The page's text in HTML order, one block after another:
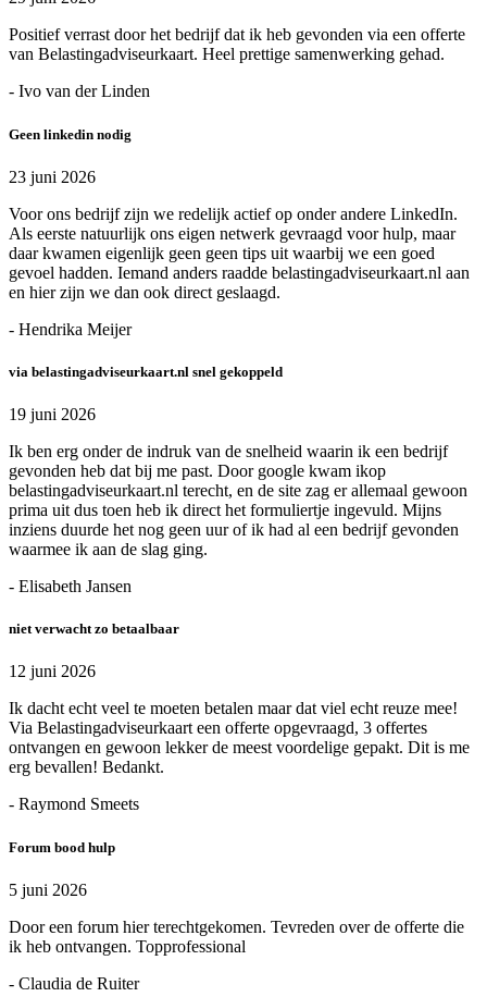
Positief verrast door het bedrijf dat ik heb gevonden via een offerte
van Belastingadviseurkaart. Heel prettige samenwerking gehad.
- Ivo van der Linden
Geen linkedin nodig
23 juni 2026
Voor ons bedrijf zijn we redelijk actief op onder andere LinkedIn.
Als eerste natuurlijk ons eigen netwerk gevraagd voor hulp, maar
daar kwamen eigenlijk geen geen tips uit waarbij we een goed
gevoel hadden. Iemand anders raadde belastingadviseurkaart.nl aan
en hier zijn we dan ook direct geslaagd.
- Hendrika Meijer
via belastingadviseurkaart.nl snel gekoppeld
19 juni 2026
Ik ben erg onder de indruk van de snelheid waarin ik een bedrijf
gevonden heb dat bij me past. Door google kwam ikop
belastingadviseurkaart.nl terecht, en de site zag er allemaal gewoon
prima uit dus toen heb ik direct het formuliertje ingevuld. Mijns
inziens duurde het nog geen uur of ik had al een bedrijf gevonden
waarmee ik aan de slag ging.
- Elisabeth Jansen
niet verwacht zo betaalbaar
12 juni 2026
Ik dacht echt veel te moeten betalen maar dat viel echt reuze mee!
Via Belastingadviseurkaart een offerte opgevraagd, 3 offertes
ontvangen en gewoon lekker de meest voordelige gepakt. Dit is me
erg bevallen! Bedankt.
- Raymond Smeets
Forum bood hulp
5 juni 2026
Door een forum hier terechtgekomen. Tevreden over de offerte die
ik heb ontvangen. Topprofessional
- Claudia de Ruiter